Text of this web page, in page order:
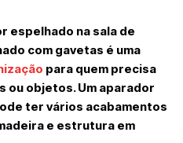
espelhado na sala de
com gavetas é uma
para quem precisa
ou objetos. Um aparador
ter vários acabamentos
e estrutura em